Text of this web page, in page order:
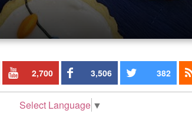
2,700 3,506 382
Select Language ▼